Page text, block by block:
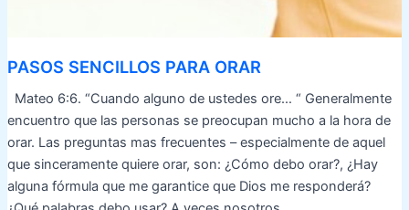
PASOS SENCILLOS PARA ORAR
Mateo 6:6. “Cuando alguno de ustedes ore… “ Generalmente
encuentro que las personas se preocupan mucho a la hora de
orar. Las preguntas mas frecuentes – especialmente de aquel
que sinceramente quiere orar, son: ¿Cómo debo orar?, ¿Hay
alguna fórmula que me garantice que Dios me responderá?